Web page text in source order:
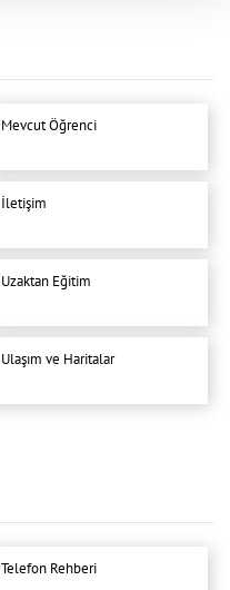
Mevcut Öğrenci
İletişim
Uzaktan Eğitim
Ulaşım ve Haritalar
Telefon Rehberi